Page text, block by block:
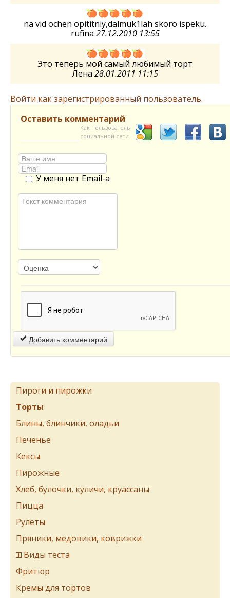
na vid ochen opititniy,dalmuk1lah skoro ispeku.
rufina 27.12.2010 13:55
Это теперь мой самый любимый торт
Лена 28.01.2011 11:15
Войти как зарегистрированный пользователь.
Оставить комментарий
Как пользователь
социальной сети
У меня нет Email-а
Добавить комментарий
Пироги и пирожки
Торты
Блины, блинчики, оладьи
Печенье
Кексы
Пирожные
Хлеб, булочки, куличи, круассаны
Пицца
Рулеты
Пряники, медовики, коврижки
Виды теста
Фритюр
Кремы для тортов